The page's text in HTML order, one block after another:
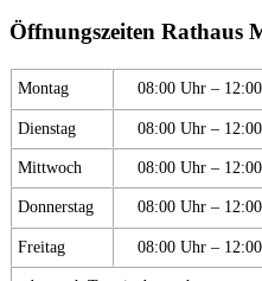
Öffnungszeiten Rathaus
Montag 08:00 Uhr –
Dienstag 08:00 Uhr –
Mittwoch 08:00 Uhr –
Donnerstag 08:00 Uhr –
Freitag 08:00 Uhr –